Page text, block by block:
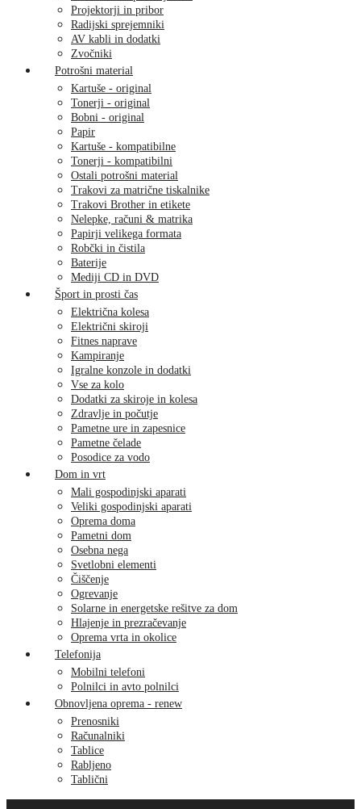
Projektorji in pribor
Radijski sprejemniki
AV kabli in dodatki
Zvočniki
Potrošni material
Kartuše - original
Tonerji - original
Bobni - original
Papir
Kartuše - kompatibilne
Tonerji - kompatibilni
Ostali potrošni material
Trakovi za matrične tiskalnike
Trakovi Brother in etikete
Nelepke, računi & matrika
Papirji velikega formata
Robčki in čistila
Baterije
Mediji CD in DVD
Šport in prosti čas
Električna kolesa
Električni skiroji
Fitnes naprave
Kampiranje
Igralne konzole in dodatki
Vse za kolo
Dodatki za skiroje in kolesa
Zdravlje in počutje
Pametne ure in zapesnice
Pametne čelade
Posodice za vodo
Dom in vrt
Mali gospodinjski aparati
Veliki gospodinjski aparati
Oprema doma
Pametni dom
Osebna nega
Svetlobni elementi
Čiščenje
Ogrevanje
Solarne in energetske rešitve za dom
Hlajenje in prezračevanje
Oprema vrta in okolice
Telefonija
Mobilni telefoni
Polnilci in avto polnilci
Obnovljena oprema - renew
Prenosniki
Računalniki
Tablice
Rabljeno
Tablični